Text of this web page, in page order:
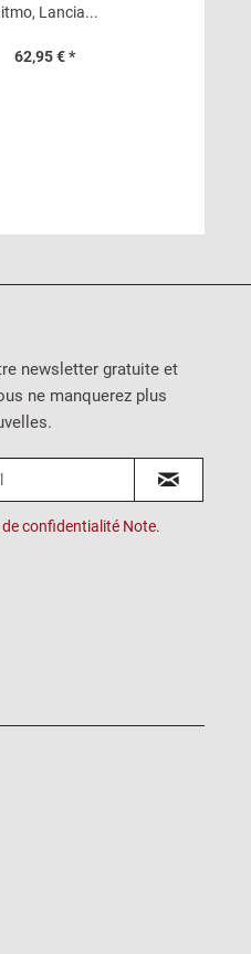
Lancia...
62,95 € *
newsletter gratuite et
ne manquerez plus
confidentialité Note.